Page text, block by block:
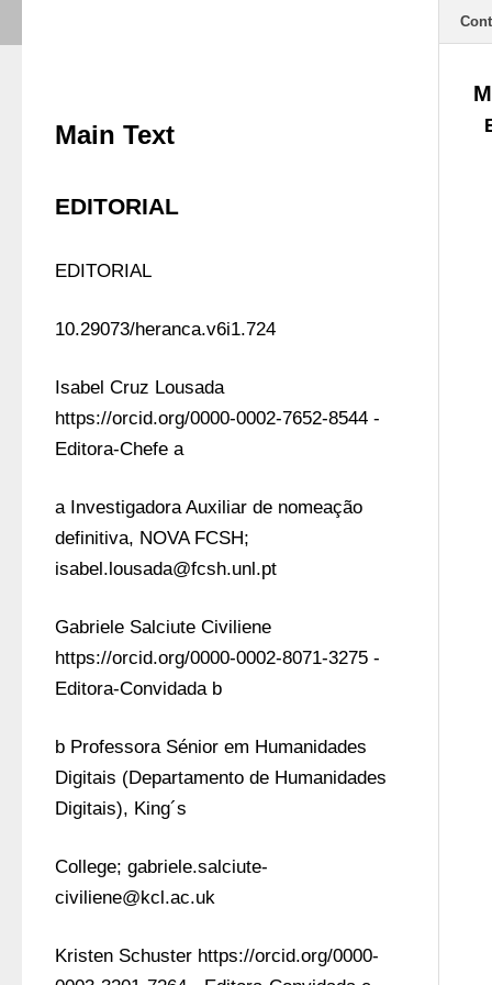
Main Text
EDITORIAL
EDITORIAL
10.29073/heranca.v6i1.724
Isabel Cruz Lousada
https://orcid.org/0000-0002-7652-8544 -
Editora-Chefe a
a Investigadora Auxiliar de nomeação
definitiva, NOVA FCSH;
isabel.lousada@fcsh.unl.pt
Gabriele Salciute Civiliene
https://orcid.org/0000-0002-8071-3275 -
Editora-Convidada b
b Professora Sénior em Humanidades
Digitais (Departamento de Humanidades
Digitais), King´s
College; gabriele.salciute-
civiliene@kcl.ac.uk
Kristen Schuster https://orcid.org/0000-